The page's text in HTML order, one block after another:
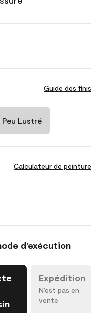
Guide des finis
Peu Lustré
Calculateur de peinture
d’exécution
Expédition
N’est pas en
vente